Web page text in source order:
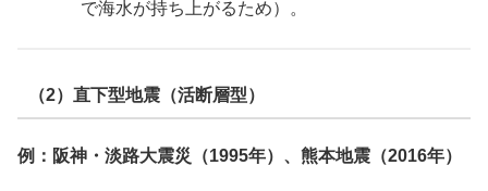
で海水が持ち上がるため）。
（2）直下型地震（活断層型）
例：阪神・淡路大震災（1995年）、熊本地震（2016年）